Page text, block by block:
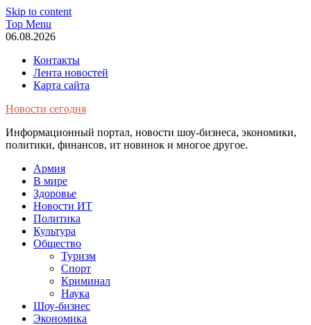
Skip to content
Top Menu
06.08.2026
Контакты
Лента новостей
Карта сайта
Новости сегодня
Информационный портал, новости шоу-бизнеса, экономики,
политики, финансов, ит новинок и многое другое.
Армия
В мире
Здоровье
Новости ИТ
Политика
Культура
Общество
Туризм
Спорт
Криминал
Наука
Шоу-бизнес
Экономика